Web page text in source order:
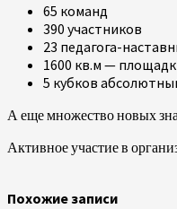
65 команд
390 участников
23 педагога-
1600 кв.м —
5 кубков
А еще множество новых
Активное участие в
Похожие записи